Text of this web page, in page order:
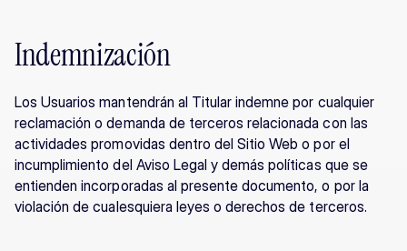
Indemnización
Los Usuarios mantendrán al Titular indemne por cualquier
reclamación o demanda de terceros relacionada con las
actividades promovidas dentro del Sitio Web o por el
incumplimiento del Aviso Legal y demás políticas que se
entienden incorporadas al presente documento, o por la
violación de cualesquiera leyes o derechos de terceros.